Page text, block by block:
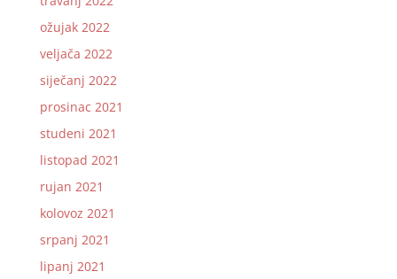
ožujak 2022
veljača 2022
siječanj 2022
prosinac 2021
studeni 2021
listopad 2021
rujan 2021
kolovoz 2021
srpanj 2021
lipanj 2021